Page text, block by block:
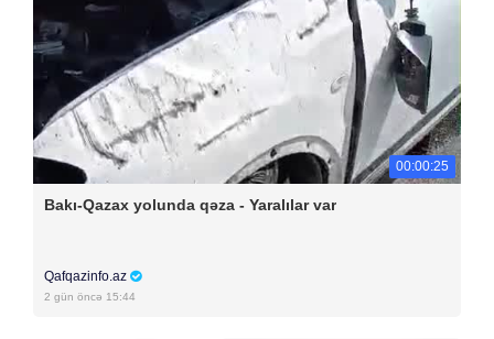
00:00:25
Bakı-Qazax yolunda qəza - Yaralılar var
Qafqazinfo.az
2 gün öncə 15:44